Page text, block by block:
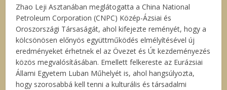
Zhao Leji Asztanában meglátogatta a China National
Petroleum Corporation (CNPC) Közép-Ázsiai és
Oroszországi Társaságát, ahol kifejezte reményét, hogy a
kölcsönösen előnyös együttműködés elmélyítésével új
eredményeket érhetnek el az Övezet és Út kezdeményezés
közös megvalósításában. Emellett felkereste az Eurázsiai
Állami Egyetem Luban Műhelyét is, ahol hangsúlyozta,
hogy szorosabbá kell tenni a kulturális és társadalmi